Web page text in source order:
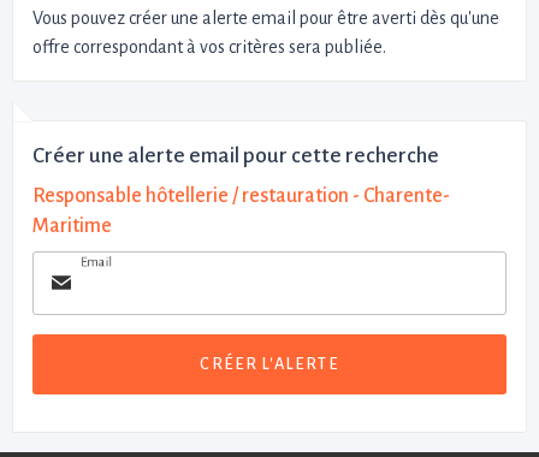
Vous pouvez créer une alerte email pour être averti dès qu'une
offre correspondant à vos critères sera publiée.
Créer une alerte email pour cette recherche
Responsable hôtellerie / restauration - Charente-
Maritime
Email
CRÉER L'ALERTE